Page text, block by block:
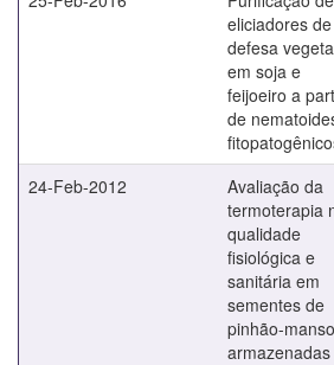
eliciadores de
defesa
em soja e
feijoeiro a
de
24-Feb-2012
Avaliação da
termoterapia
qualidade
fisiológica e
sanitária em
sementes de
pinhão-manso
armazenadas